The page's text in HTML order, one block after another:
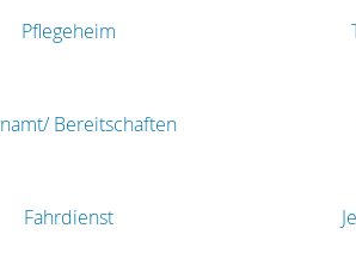
Pflegeheim
Bereitschaften
Fahrdienst